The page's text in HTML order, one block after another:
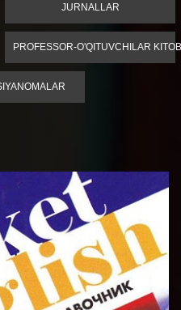
JURNALLAR
PROFESSOR-O'QITUVCHILAR